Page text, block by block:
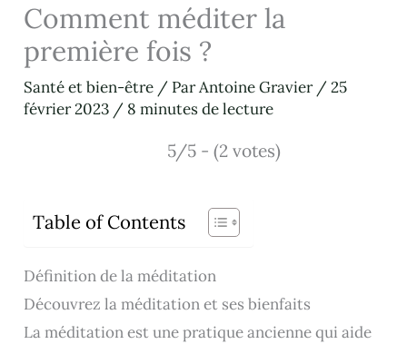
Comment méditer la
première fois ?
Santé et bien-être / ParAntoine Gravier /25
février 2023 / 8 minutes de lecture
5/5 - (2 votes)
Table of Contents
Définition de la méditation
Découvrez la méditation et ses bienfaits
La méditation est une pratique ancienne qui aide